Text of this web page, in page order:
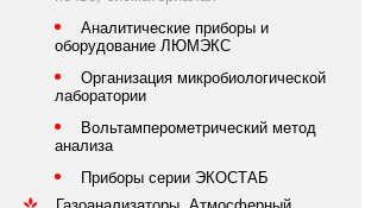
Аналитические приборы и
оборудование ЛЮМЭКС
Организация микробиологической
лаборатории
Вольтамперометрический метод
анализа
Приборы серии ЭКОСТАБ